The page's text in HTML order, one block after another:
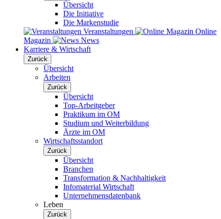
Übersicht
Die Initiative
Die Markenstudie
Veranstaltungen
Online
Magazin
News
Karriere & Wirtschaft
Zurück
Übersicht
Arbeiten
Zurück
Übersicht
Top-Arbeitgeber
Praktikum im OM
Studium und Weiterbildung
Ärzte im OM
Wirtschaftsstandort
Zurück
Übersicht
Branchen
Transformation & Nachhaltigkeit
Infomaterial Wirtschaft
Unternehmensdatenbank
Leben
Zurück